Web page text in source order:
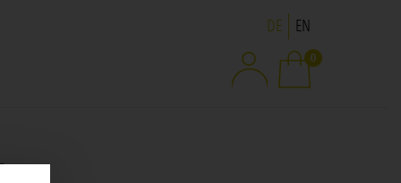
DE
Sprache ändern
EN
0